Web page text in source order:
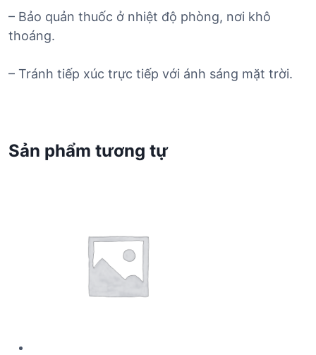
– Bảo quản thuốc ở nhiệt độ phòng, nơi khô
thoáng.
– Tránh tiếp xúc trực tiếp với ánh sáng mặt trời.
Sản phẩm tương tự